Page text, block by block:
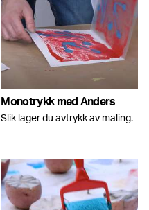
Monotrykk med Anders
Slik lager du avtrykk av maling.